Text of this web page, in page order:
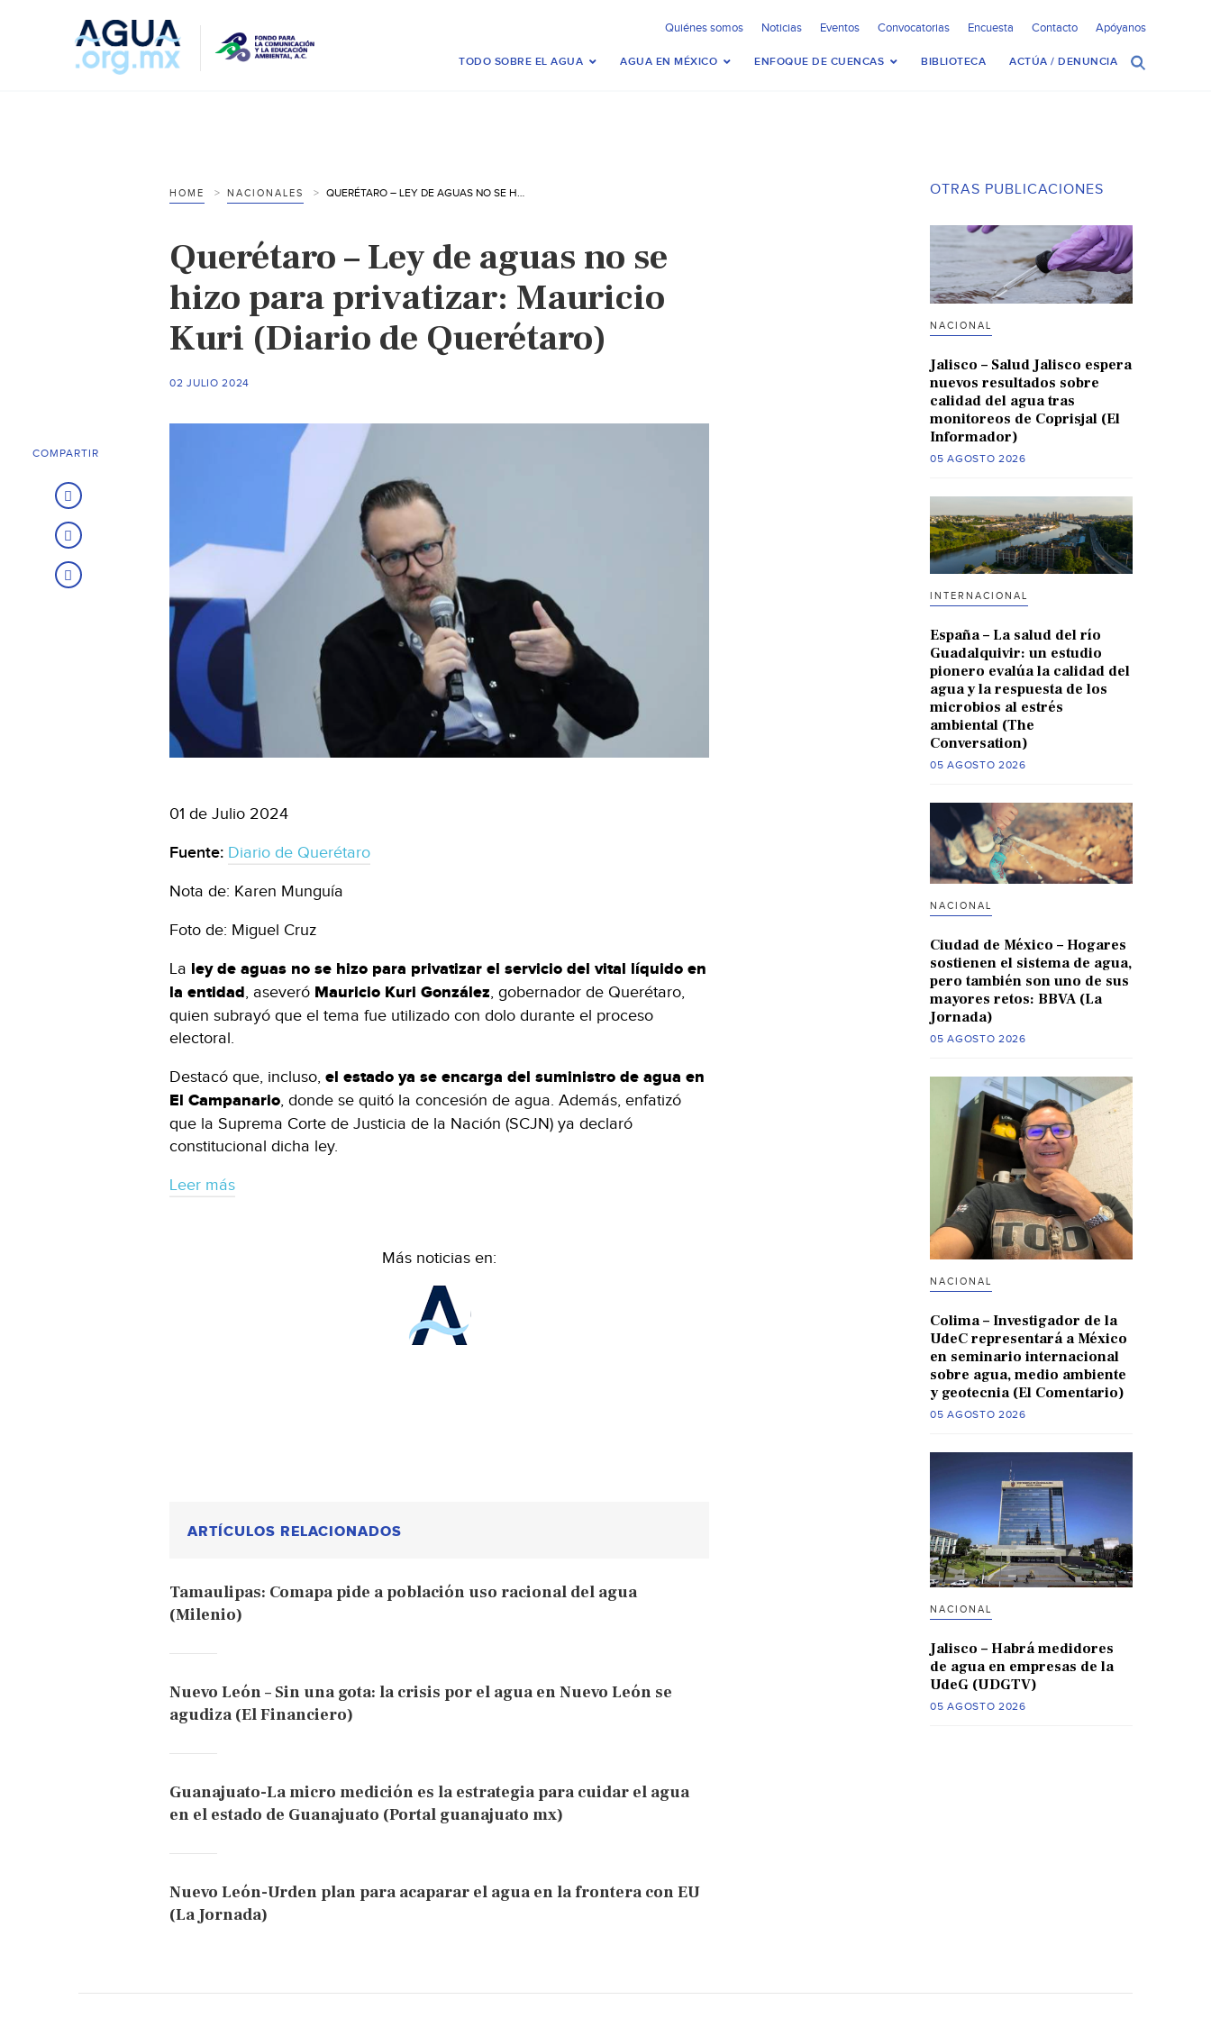
Quiénes somos Noticias Eventos Convocatorias Encuesta Contacto Apóyanos
TODO SOBRE EL AGUA AGUA EN MÉXICO ENFOQUE DE CUENCAS BIBLIOTECA ACTÚA / DENUNCIA
HOME NACIONALES QUERÉTARO – LEY DE AGUAS NO SE HIZO PARA PRIVATIZAR: MAURICIO KURI (DIARIO DE QUERÉTARO)
Querétaro – Ley de aguas no se
hizo para privatizar: Mauricio
Kuri (Diario de Querétaro)
02 JULIO 2024
01 de Julio 2024
Fuente: Diario de Querétaro
Nota de: Karen Munguía
Foto de: Miguel Cruz
La ley de aguas no se hizo para privatizar el servicio del vital líquido en
la entidad, aseveró Mauricio Kuri González, gobernador de Querétaro,
quien subrayó que el tema fue utilizado con dolo durante el proceso
electoral.
Destacó que, incluso, el estado ya se encarga del suministro de agua en
El Campanario, donde se quitó la concesión de agua. Además, enfatizó
que la Suprema Corte de Justicia de la Nación (SCJN) ya declaró
constitucional dicha ley.
Leer más
Más noticias en:
ARTÍCULOS RELACIONADOS
Tamaulipas: Comapa pide a población uso racional del agua
(Milenio)
Nuevo León – Sin una gota: la crisis por el agua en Nuevo León se
agudiza (El Financiero)
Guanajuato-La micro medición es la estrategia para cuidar el agua
en el estado de Guanajuato (Portal guanajuato mx)
Nuevo León-Urden plan para acaparar el agua en la frontera con EU
(La Jornada)
COMPARTIR
OTRAS PUBLICACIONES
NACIONAL
Jalisco – Salud Jalisco espera
nuevos resultados sobre
calidad del agua tras
monitoreos de Coprisjal (El
Informador)
05 AGOSTO 2026
INTERNACIONAL
España – La salud del río
Guadalquivir: un estudio
pionero evalúa la calidad del
agua y la respuesta de los
microbios al estrés
ambiental (The
Conversation)
05 AGOSTO 2026
NACIONAL
Ciudad de México – Hogares
sostienen el sistema de agua,
pero también son uno de sus
mayores retos: BBVA (La
Jornada)
05 AGOSTO 2026
NACIONAL
Colima – Investigador de la
UdeC representará a México
en seminario internacional
sobre agua, medio ambiente
y geotecnia (El Comentario)
05 AGOSTO 2026
NACIONAL
Jalisco – Habrá medidores
de agua en empresas de la
UdeG (UDGTV)
05 AGOSTO 2026